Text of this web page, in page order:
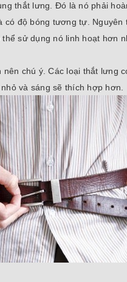
thắt lưng. Đó là nó phải
có độ bóng tương tự.
sử dụng nó linh hoạt hơn
chú ý. Các loại thắt lưng
và sáng sẽ thích hợp hơn.